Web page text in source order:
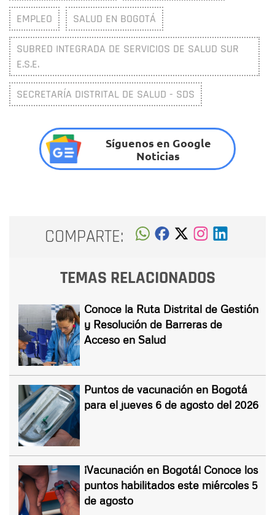
EMPLEO SALUD EN BOGOTÁ
SUBRED INTEGRADA DE SERVICIOS DE SALUD SUR
E.S.E.
SECRETARÍA DISTRITAL DE SALUD - SDS
Síguenos en Google
Noticias
COMPARTE:
TEMAS RELACIONADOS
Conoce la Ruta Distrital de Gestión
y Resolución de Barreras de
Acceso en Salud
Puntos de vacunación en Bogotá
para el jueves 6 de agosto del 2026
¡Vacunación en Bogotá! Conoce los
puntos habilitados este miércoles 5
de agosto